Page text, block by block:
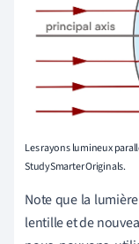
Les rayons lumineux
StudySmarter Originals.
Note que la
lentille et de